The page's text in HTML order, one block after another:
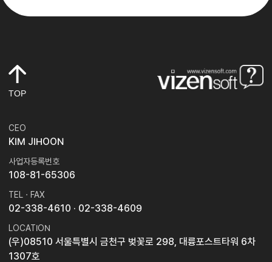
TOP
CEO
KIM JIHOON
사업자등록번호
108-81-65306
TEL · FAX
02-338-4610 · 02-338-4609
LOCATION
(우)08510 서울특별시 금천구 벚꽃로 298, 대륭포스트타워 6차
1307호